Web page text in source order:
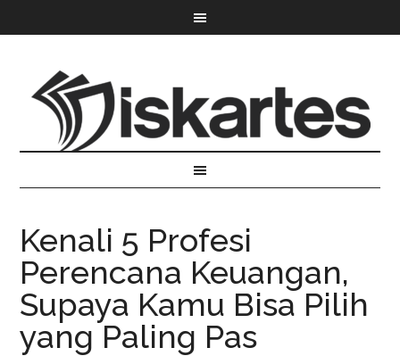
Kenali 5 Profesi
Perencana Keuangan,
Supaya Kamu Bisa Pilih
yang Paling Pas